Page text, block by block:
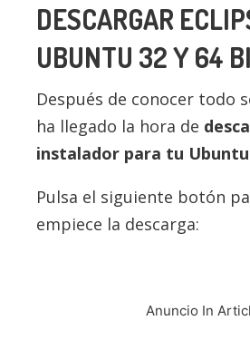
DESCARGAR
UBUNTU 32 Y 64
Después de conocer todo
ha llegado la hora de
instalador para tu Ubuntu
Pulsa el siguiente botón
empiece la descarga:
Anuncio In